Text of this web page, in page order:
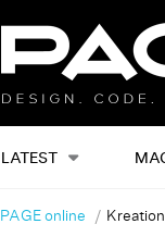
LATEST
PAGE online Kreation